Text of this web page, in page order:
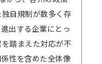
からの参加も可能
こえないなどの不
日から4営業日後を
→ 2/10（金）ま
まで視聴可能
自規制が数多く存
出する企業にとっ
踏まえた対応が不
性を含めた全体像